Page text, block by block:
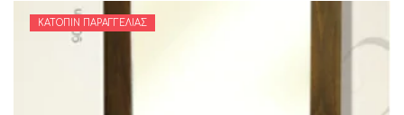
ΚΑΤΌΠΙΝ ΠΑΡΑΓΓΕΛΊΑΣ